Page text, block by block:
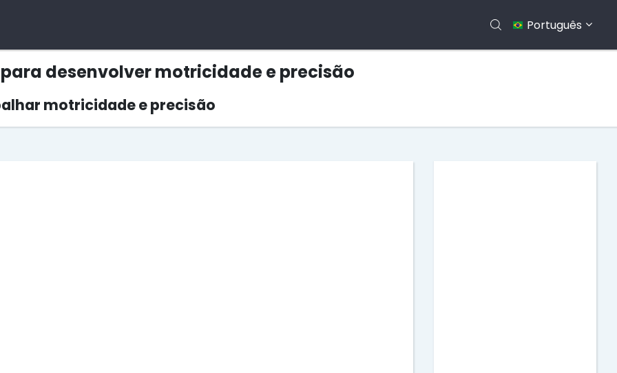
Português
desenvolver motricidade e precisão
motricidade e precisão